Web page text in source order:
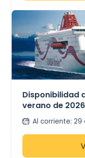
Disponibilidad
verano de
Túnez, Francia
disponibles?
Al corriente: 29